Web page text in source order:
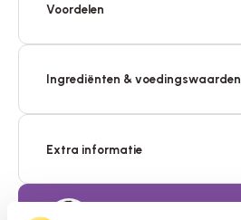
Voordelen
Ingrediënten & voedingswaarden
Extra informatie